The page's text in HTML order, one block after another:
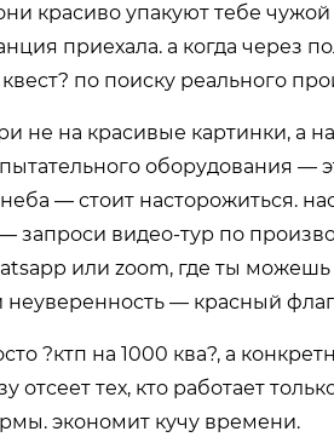
красиво упакуют тебе чужой
приехала. а когда через
по поиску реального
не на красивые картинки, а
оборудования —
— стоит насторожиться.
запроси видео-тур по
или zoom, где ты
неуверенность — красный
?ктп на 1000 ква?, а
отсеет тех, кто работает
экономит кучу времени.